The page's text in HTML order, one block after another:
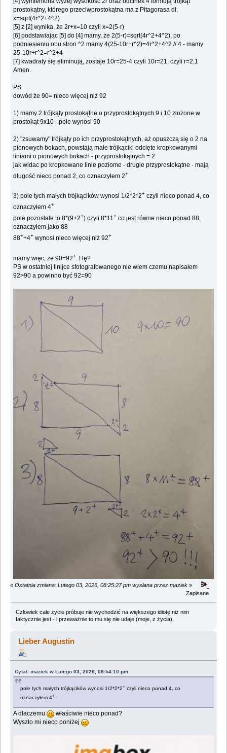
prostokątny, którego przeciwprostokątna ma z Pitagorasa dł.
x=sqrt(4r^2+4^2)
[5] z [2] wynika, że 2r+x=10 czyli x=2(5-r)
[6] podstawiając [5] do [4] mamy, że 2(5-r)=sqrt(4r^2+4^2), po
podniesieniu obu stron ^2 mamy 4(25-10r+r^2)=4r^2+4^2 //:4 - mamy
25-10r+r^2=r^2+4
[7] kwadraty się eliminują, zostaje 10r=25-4 czyli 10r=21, czyli r=2,1
Amen.
PS
dowód że 90= nieco więcej niż 92
1) mamy 2 trójkąty prostokątne o przyprostokątnych 9 i 10 złożone w
prostokąt 9x10 - pole wynosi 90
2) "zsuwamy" trójkąty po ich przyprostokątnych, aż opuszczą się o 2 na
pionowych bokach, powstają małe trójkąciki odcięte kropkowanymi
liniami o pionowych bokach - przyprostokątnych = 2
jak widac po kropkowane linie poziome - drugie przyprostokątne - mają
długość nieco ponad 2, co oznaczyłem 2+
3) pole tych małych trójkącików wynosi 1/2*2*2+ czyli nieco ponad 4, co
oznaczyłem 4+
pole pozostałe to 8*(9+2+) czyli 8*11+ co jest równe nieco ponad 88,
oznaczyłem jako 88
88++4+ wynosi nieco więcej niż 92+
mamy więc, że 90=92+
. Hę?
PS w ostatniej linijce sfotografowanego nie wiem czemu napisałem
92>90 a powinno być 92=90
« Ostatnia zmiana: Lutego 03, 2026, 08:25:27 pm wysłana przez maziek »
Zapisane
Człowiek całe życie próbuje nie wychodzić na większego idiotę niż nim
faktycznie jest - i przeważnie to mu się nie udaje (moje, z życia).
Lieber Augustin
Cytat: maziek w Lutego 03, 2026, 06:54:10 pm
pole tych małych trójkącików wynosi 1/2*2*2+ czyli nieco ponad 4, co
oznaczyłem 4+
A dlaczemu
właściwie nieco ponad?
Wyszło mi nieco poniżej